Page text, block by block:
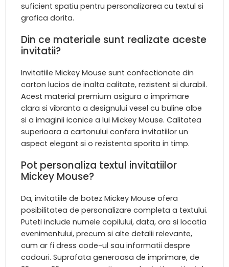
suficient spatiu pentru personalizarea cu textul si
grafica dorita.
Din ce materiale sunt realizate aceste
invitatii?
Invitatiile Mickey Mouse sunt confectionate din
carton lucios de inalta calitate, rezistent si durabil.
Acest material premium asigura o imprimare
clara si vibranta a designului vesel cu buline albe
si a imaginii iconice a lui Mickey Mouse. Calitatea
superioara a cartonului confera invitatiilor un
aspect elegant si o rezistenta sporita in timp.
Pot personaliza textul invitatiilor
Mickey Mouse?
Da, invitatiile de botez Mickey Mouse ofera
posibilitatea de personalizare completa a textului.
Puteti include numele copilului, data, ora si locatia
evenimentului, precum si alte detalii relevante,
cum ar fi dress code-ul sau informatii despre
cadouri. Suprafata generoasa de imprimare, de